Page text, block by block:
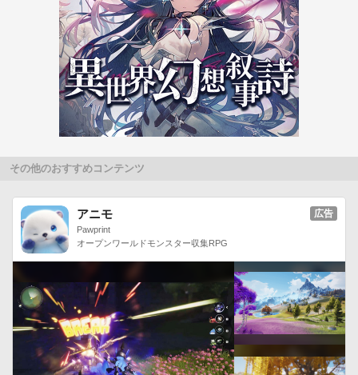
○まるつけ：正解すると大きなまるとファンファーレ！
○がんばりシール：正解してがんばりシールをゲット！【アプ
リの内容】
＜おけいこ＞
なぞり、迷路、仲間さがしなど、子供たちが大好きなバラエテ
ィに富んだ62問の問題を出題。画面をさわって楽しみながら、
同じものを探す弁別力・推理力、数を数える力、虫や動物の成
など様々な思考力が養えます。
ルちょう＞
勉強をがんばれば、子供が大好きなシールがたまる。シールち
ょうでもらったシールを確認できる、もっと欲しくなるから、
英語の勉強を最後までがんばれる！【商品情報】
○対象レベル：5歳～6歳
○サイズ：約23MB
○対応OS/動作確認機種　はこちらからご確認下さい。
http://docomo-
zemi.com/s/application/supportlist/index.html【ご注意事項】
その他のおすすめコンテンツ
アニモ
Pawprint
オープンワールドモンスター収集RPG
広告